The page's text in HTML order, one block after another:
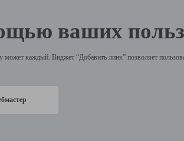
ваших
каждый. Виджет “Добавить линк” позволяет